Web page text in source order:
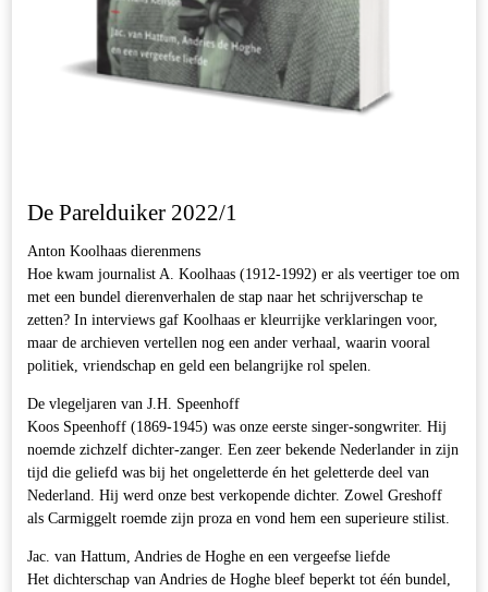
De Parelduiker 2022/1
Anton Koolhaas dierenmens
Hoe kwam journalist A. Koolhaas (1912-1992) er als veertiger toe om
met een bundel dierenverhalen de stap naar het schrijverschap te
zetten? In interviews gaf Koolhaas er kleurrijke verklaringen voor,
maar de archieven vertellen nog een ander verhaal, waarin vooral
politiek, vriendschap en geld een belangrijke rol spelen.
De vlegeljaren van J.H. Speenhoff
Koos Speenhoff (1869-1945) was onze eerste singer-songwriter. Hij
noemde zichzelf dichter-zanger. Een zeer bekende Nederlander in zijn
tijd die geliefd was bij het ongeletterde én het geletterde deel van
Nederland. Hij werd onze best verkopende dichter. Zowel Greshoff
als Carmiggelt roemde zijn proza en vond hem een superieure stilist.
Jac. van Hattum, Andries de Hoghe en een vergeefse liefde
Het dichterschap van Andries de Hoghe bleef beperkt tot één bundel,